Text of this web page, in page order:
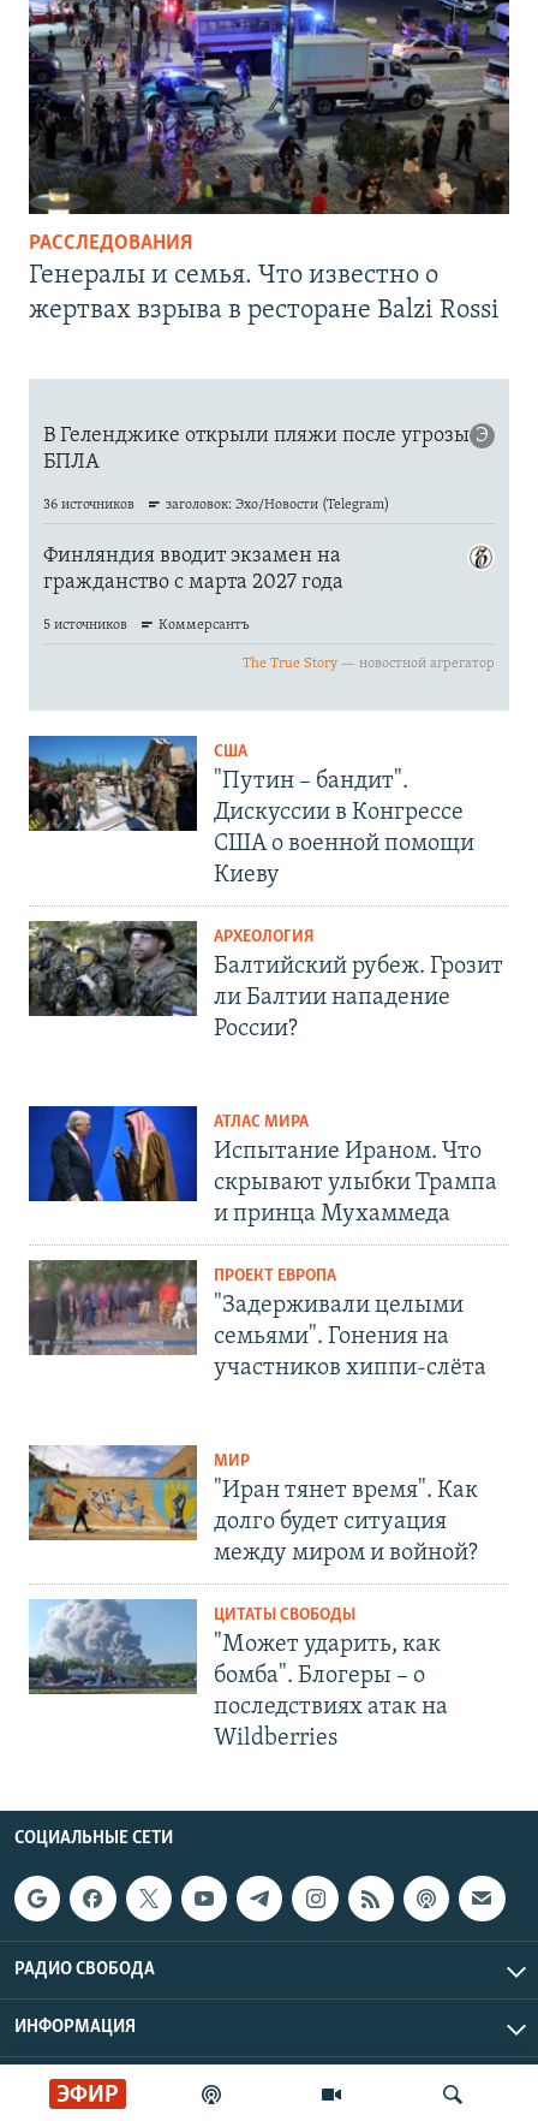
ЭФИР
РАССЛЕДОВАНИЯ
Генералы и семья. Что известно о
жертвах взрыва в ресторане Balzi Rossi
США
"Путин – бандит".
Дискуссии в Конгрессе
США о военной помощи
Киеву
АРХЕОЛОГИЯ
Балтийский рубеж. Грозит
ли Балтии нападение
России?
АТЛАС МИРА
Испытание Ираном. Что
скрывают улыбки Трампа
и принца Мухаммеда
ПРОЕКТ ЕВРОПА
"Задерживали целыми
семьями". Гонения на
участников хиппи-слёта
МИР
"Иран тянет время". Как
долго будет ситуация
между миром и войной?
ЦИТАТЫ СВОБОДЫ
"Может ударить, как
бомба". Блогеры – о
последствиях атак на
Wildberries
СОЦИАЛЬНЫЕ СЕТИ
РАДИО СВОБОДА
ИНФОРМАЦИЯ
Радио Свобода © 2026 RFE/RL, Inc. | Все права защищены.